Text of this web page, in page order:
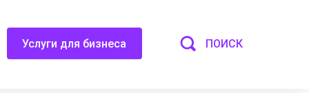
Услуги для бизнеса ПОИСК